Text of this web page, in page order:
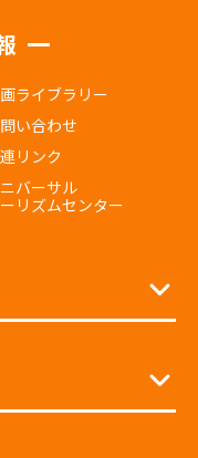
ライブラリー
い合わせ
リンク
バーサル
リズムセンター